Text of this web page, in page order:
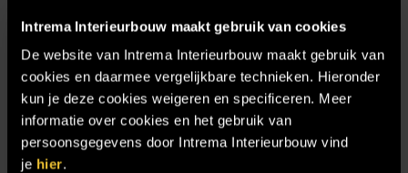
Intrema Interieurbouw maakt gebruik van cookies
De website van Intrema Interieurbouw maakt gebruik van
cookies en daarmee vergelijkbare technieken. Hieronder
kun je deze cookies weigeren en specificeren. Meer
informatie over cookies en het gebruik van
persoonsgegevens door Intrema Interieurbouw vind
je hier.
Particulier project: Woonvilla met exclusief maatwerk
Projecten
Referenties
Samenwerken
Sensire